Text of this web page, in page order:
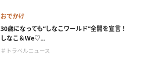
おでかけ
30歳になっても“しなこワールド”全開を宣言！
しなこ＆We♡...
＃トラベルニュース